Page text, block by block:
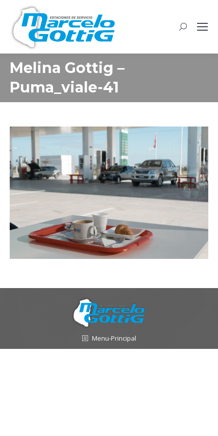
Buscar:
Melina Gottig –
Puma_viale-41
Menu-Principal